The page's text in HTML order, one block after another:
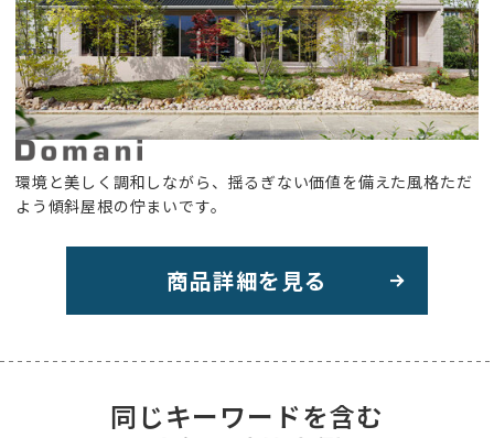
環境と美しく調和しながら、揺るぎない価値を備えた風格ただ
よう傾斜屋根の佇まいです。
商品詳細を見る
同じキーワードを含む